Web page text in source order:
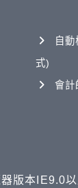
自
式)
會計
版本IE9.0以